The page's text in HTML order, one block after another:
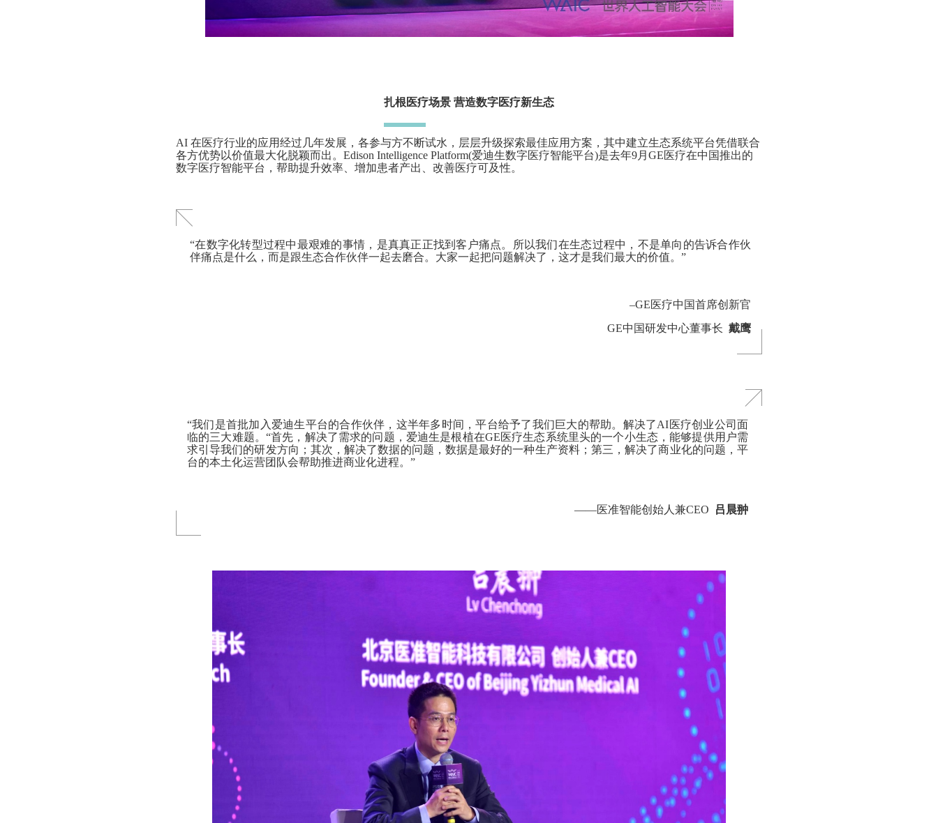
扎根医疗场景 营造数字医疗新生态
AI 在医疗行业的应用经过几年发展，各参与方不断试水，层层升级探索最佳应用方案，其中建立生态系统平台凭借联合
各方优势以价值最大化脱颖而出。Edison Intelligence Platform(爱迪生数字医疗智能平台)是去年9月GE医疗在中国推出的
数字医疗智能平台，帮助提升效率、增加患者产出、改善医疗可及性。
“在数字化转型过程中最艰难的事情，是真真正正找到客户痛点。所以我们在生态过程中，不是单向的告诉合作伙
伴痛点是什么，而是跟生态合作伙伴一起去磨合。大家一起把问题解决了，这才是我们最大的价值。”
–GE医疗中国首席创新官
GE中国研发中心董事长 戴鹰
“我们是首批加入爱迪生平台的合作伙伴，这半年多时间，平台给予了我们巨大的帮助。解决了AI医疗创业公司面
临的三大难题。“首先，解决了需求的问题，爱迪生是根植在GE医疗生态系统里头的一个小生态，能够提供用户需
求引导我们的研发方向；其次，解决了数据的问题，数据是最好的一种生产资料；第三，解决了商业化的问题，平
台的本土化运营团队会帮助推进商业化进程。”
——医准智能创始人兼CEO 吕晨翀